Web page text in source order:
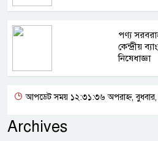
পণ্য
কেন্দ্রীয়
নিষেধাজ্ঞা
আপডেট সময় ১২:৩১:৩৬ অপরাহ্ন,
Archives